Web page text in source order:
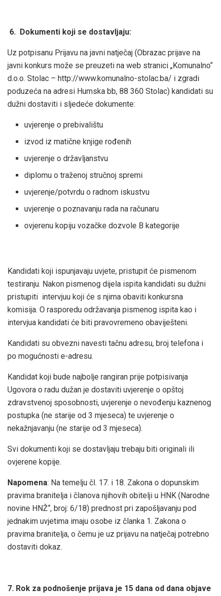
6. Dokumenti koji se dostavljaju:
Uz potpisanu Prijavu na javni natječaj (Obrazac prijave na
javni konkurs može se preuzeti na web stranici „Komunalno“
d.o.o. Stolac – http://www.komunalno-stolac.ba/ i zgradi
poduzeća na adresi Humska bb, 88 360 Stolac) kandidati su
dužni dostaviti i sljedeće dokumente:
uvjerenje o prebivalištu
izvod iz matične knjige rođenih
uvjerenje o državljanstvu
diplomu o traženoj stručnoj spremi
uvjerenje/potvrdu o radnom iskustvu
uvjerenje o poznavanju rada na računaru
ovjerenu kopiju vozačke dozvole B kategorije
Kandidati koji ispunjavaju uvjete, pristupit će pismenom
testiranju. Nakon pismenog dijela ispita kandidati su dužni
pristupiti intervjuu koji će s njima obaviti konkursna
komisija. O rasporedu održavanja pismenog ispita kao i
intervjua kandidati će biti pravovremeno obaviješteni.
Kandidati su obvezni navesti tačnu adresu, broj telefona i
po mogućnosti e-adresu.
Kandidat koji bude najbolje rangiran prije potpisivanja
Ugovora o radu dužan je dostaviti uvjerenje o opštoj
zdravstvenoj sposobnosti, uvjerenje o nevođenju kaznenog
postupka (ne starije od 3 mjeseca) te uvjerenje o
nekažnjavanju (ne starije od 3 mjeseca).
Svi dokumenti koji se dostavljaju trebaju biti originali ili
ovjerene kopije.
Napomena: Na temelju čl. 17. i 18. Zakona o dopunskim
pravima branitelja i članova njihovih obitelji u HNK (Narodne
novine HNŽ“, broj: 6/18) prednost pri zapošljavanju pod
jednakim uvjetima imaju osobe iz članka 1. Zakona o
pravima branitelja, o čemu je uz prijavu na natječaj potrebno
dostaviti dokaz.
7. Rok za podnošenje prijava je 15 dana od dana objave